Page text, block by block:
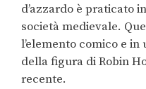
d’azzardo è praticato
società medievale.
l’elemento comico e
della figura di Robin
recente.